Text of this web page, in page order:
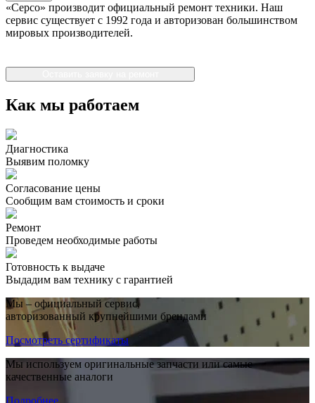
«Серсо» производит официальный ремонт техники. Наш
сервис существует с 1992 года и авторизован большинством
мировых производителей.
Как мы работаем
Диагностика
Выявим поломку
Согласование цены
Сообщим вам стоимость и сроки
Ремонт
Проведем необходимые работы
Готовность к выдаче
Выдадим вам технику с гарантией
Мы – официальный сервис,
авторизованный крупнейшими брендами
Посмотреть сертификаты
Мы используем оригинальные запчасти или самые
качественные аналоги
Подробнее